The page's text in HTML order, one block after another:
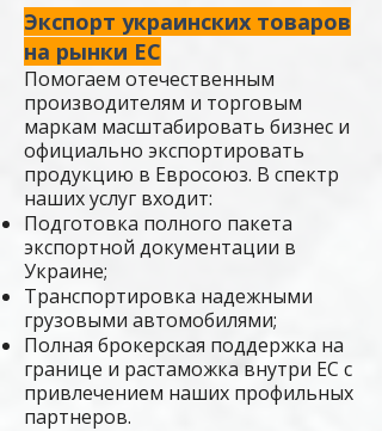
Экспорт украинских товаров
на рынки ЕС
Помогаем отечественным
производителям и торговым
маркам масштабировать бизнес и
официально экспортировать
продукцию в Евросоюз. В спектр
наших услуг входит:
Подготовка полного пакета
экспортной документации в
Украине;
Транспортировка надежными
грузовыми автомобилями;
Полная брокерская поддержка на
границе и растаможка внутри ЕС с
привлечением наших профильных
партнеров.